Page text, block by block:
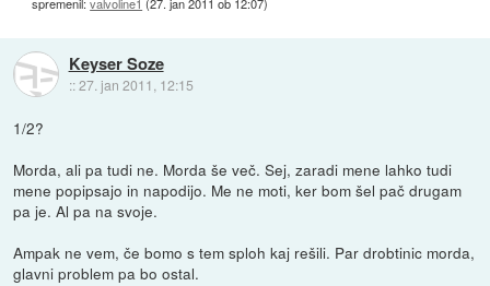
spremenil:valvoline1 (27. jan 2011 ob 12:07)
Keyser Soze
::27. jan 2011, 12:15
1/2?
Morda, ali pa tudi ne. Morda še več. Sej, zaradi mene lahko tudi
mene popipsajo in napodijo. Me ne moti, ker bom šel pač drugam
pa je. Al pa na svoje.
Ampak ne vem, če bomo s tem sploh kaj rešili. Par drobtinic morda,
glavni problem pa bo ostal.